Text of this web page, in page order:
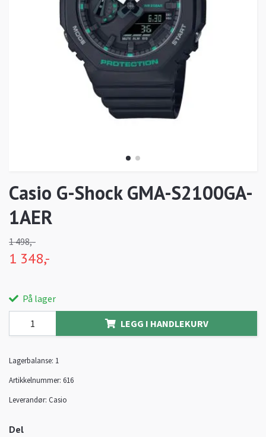
Casio G-Shock GMA-S2100GA-
1AER
1 498,-
1 348,-
På lager
LEGG I HANDLEKURV
Lagerbalanse: 1
Artikkelnummer: 616
Leverandør: Casio
Del